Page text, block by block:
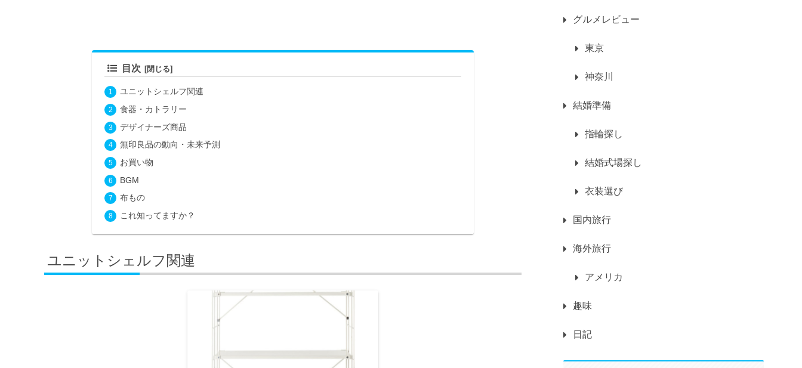
目次
ユニットシェルフ関連
食器・カトラリー
デザイナーズ商品
無印良品の動向・未来予測
お買い物
BGM
布もの
これ知ってますか？
ユニットシェルフ関連
グルメレビュー
東京
神奈川
結婚準備
指輪探し
結婚式場探し
衣装選び
国内旅行
海外旅行
アメリカ
趣味
日記